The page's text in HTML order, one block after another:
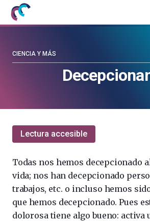
Mujeres
con
UPV/EHU
blog
UPV/EHU
CIENCIA Y MÁS
Lectura accesible
Todas nos hemos decepcionado
vida; nos han decepcionado
trabajos, etc. o incluso hemos
que hemos decepcionado. Pues
dolorosa tiene algo bueno: activa